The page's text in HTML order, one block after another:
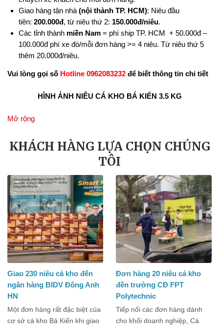
Giao hàng tận nhà(nội thành TP. HCM): Niêu đầu
tiên: 200.000đ, từ niêu thứ 2: 150.000đ/niêu.
Các tỉnh thành miền Nam = phí ship TP. HCM + 50.000đ –
100.000đ phí xe đò/mỗi đơn hàng >= 4 niêu. Từ niêu thứ 5
thêm 20.000đ/niêu.
Vui lòng gọi số Hotline 0962083232 để biết thông tin chi tiết
HÌNH ẢNH NIÊU CÁ KHO BÁ KIẾN 3.5 KG
Mở rộng
KHÁCH HÀNG LỰA CHỌN CHÚNG
TÔI
Giao 230 niêu cá kho đến
ngân hàng BIDV Đông Anh
HN
Một đơn hàng rất đặc biệt của
cơ sở cá kho Bá Kiến khi giao
Đơn hàng 20 niêu cá kho
đến trường CĐ FPT
Polytechnic
Tiếp nối các đơn hàng dành
cho khối doanh nghiệp, Cá